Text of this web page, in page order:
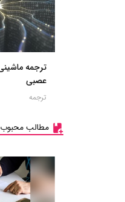
ترجمه
عصبی
ترجمه
مطالب محبوب